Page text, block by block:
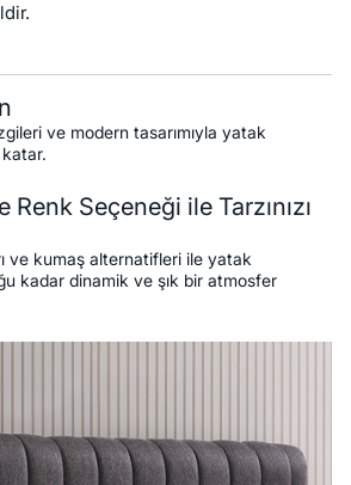
ve modern tasarımıyla yatak
katar.
Renk Seçeneği ile Tarzınızı
ve kumaş alternatifleri ile yatak
kadar dinamik ve şık bir atmosfer